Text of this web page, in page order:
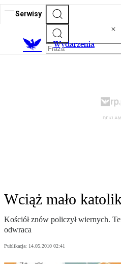
Serwisy
Wydarzenia
Wciąż mało
Kościół znów policzył wiernych.
odwraca
Publikacja: 14.05.2010 02:41